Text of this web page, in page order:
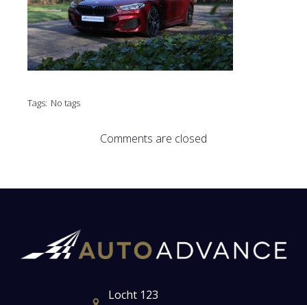
Tags: No tags
Comments are closed
Locht 123